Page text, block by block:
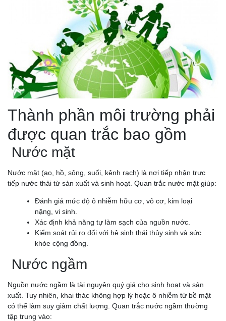
Thành phần môi trường phải
được quan trắc bao gồm
Nước mặt
Nước mặt (ao, hồ, sông, suối, kênh rạch) là nơi tiếp nhận trực
tiếp nước thải từ sản xuất và sinh hoạt. Quan trắc nước mặt giúp:
Đánh giá mức độ ô nhiễm hữu cơ, vô cơ, kim loại
nặng, vi sinh.
Xác định khả năng tự làm sạch của nguồn nước.
Kiểm soát rủi ro đối với hệ sinh thái thủy sinh và sức
khỏe cộng đồng.
Nước ngầm
Nguồn nước ngầm là tài nguyên quý giá cho sinh hoạt và sản
xuất. Tuy nhiên, khai thác không hợp lý hoặc ô nhiễm từ bề mặt
có thể làm suy giảm chất lượng. Quan trắc nước ngầm thường
tập trung vào: